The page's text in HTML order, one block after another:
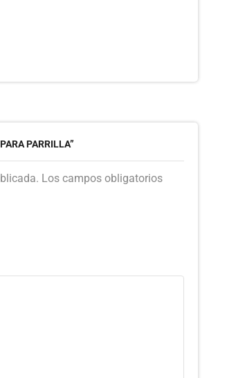
PARRILLA”
Los campos obligatorios